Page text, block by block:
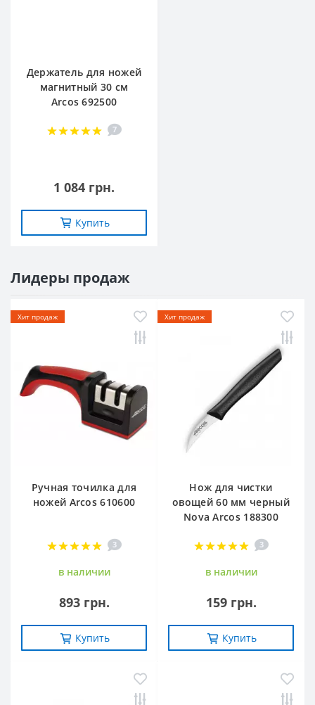
Держатель для ножей
магнитный 30 см
Arcos 692500
7
1 084 грн.
Купить
Лидеры продаж
Хит продаж
Ручная точилка для
ножей Arcos 610600
3
в наличии
893 грн.
Купить
Хит продаж
Нож для чистки
овощей 60 мм черный
Nova Arcos 188300
3
в наличии
159 грн.
Купить